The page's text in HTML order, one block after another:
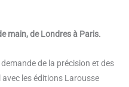
main, de Londres à Paris.
de la précision et des
avec les éditions Larousse